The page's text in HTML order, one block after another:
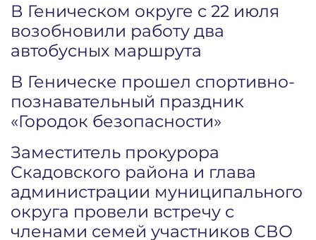
В Геническом округе с 22 июля
возобновили работу два
автобусных маршрута
В Геническе прошел спортивно-
познавательный праздник
«Городок безопасности»
Заместитель прокурора
Скадовского района и глава
администрации муниципального
округа провели встречу с
членами семей участников СВО